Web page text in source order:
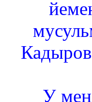
Кадыров
У